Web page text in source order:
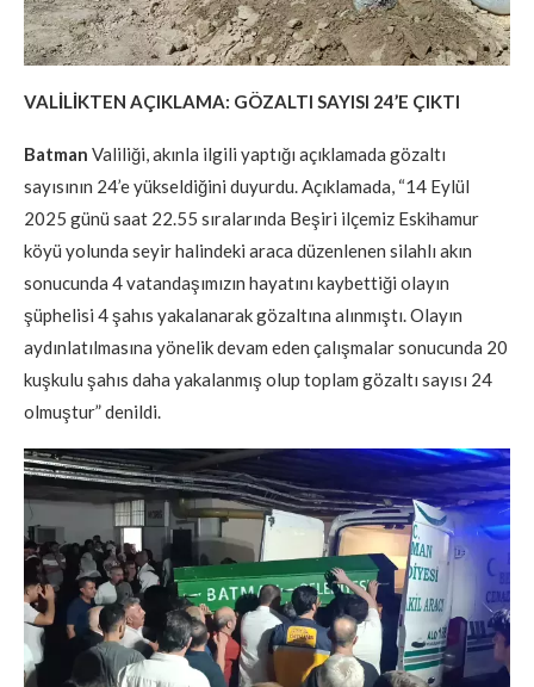
VALİLİKTEN AÇIKLAMA: GÖZALTI SAYISI 24’E ÇIKTI
Batman Valiliği, akınla ilgili yaptığı açıklamada gözaltı
sayısının 24’e yükseldiğini duyurdu. Açıklamada, “14 Eylül
2025 günü saat 22.55 sıralarında Beşiri ilçemiz Eskihamur
köyü yolunda seyir halindeki araca düzenlenen silahlı akın
sonucunda 4 vatandaşımızın hayatını kaybettiği olayın
şüphelisi 4 şahıs yakalanarak gözaltına alınmıştı. Olayın
aydınlatılmasına yönelik devam eden çalışmalar sonucunda 20
kuşkulu şahıs daha yakalanmış olup toplam gözaltı sayısı 24
olmuştur” denildi.